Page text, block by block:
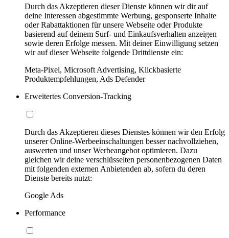
Durch das Akzeptieren dieser Dienste können wir dir auf
deine Interessen abgestimmte Werbung, gesponserte Inhalte
oder Rabattaktionen für unsere Webseite oder Produkte
basierend auf deinem Surf- und Einkaufsverhalten anzeigen
sowie deren Erfolge messen. Mit deiner Einwilligung setzen
wir auf dieser Webseite folgende Drittdienste ein:
Meta-Pixel, Microsoft Advertising, Klickbasierte
Produktempfehlungen, Ads Defender
Erweitertes Conversion-Tracking
Durch das Akzeptieren dieses Dienstes können wir den Erfolg
unserer Online-Werbeeinschaltungen besser nachvollziehen,
auswerten und unser Werbeangebot optimieren. Dazu
gleichen wir deine verschlüsselten personenbezogenen Daten
mit folgenden externen Anbietenden ab, sofern du deren
Dienste bereits nutzt:
Google Ads
Performance